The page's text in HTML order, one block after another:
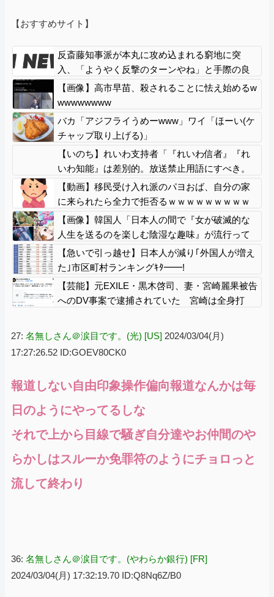
【おすすめサイト】
反斎藤知事派が本丸に攻め込まれる窮地に突
入、「ようやく反撃のターンやね」と手際の良
さに感心する人が続出中
【画像】高市早苗、殺されることに怯え始めるw
wwwwwwww
バカ「アジフライうめーwww」ワイ「ほーい(ケ
チャップ取り上げる)」
【いのち】れいわ支持者「『れいわ信者』『れ
いわ知能』は差別的。放送禁止用語にすべき。
オールドメディアは配慮を」→かわりにピッタ
リの名称が爆誕してしまうw
【動画】移民受け入れ派のパヨおば、自分の家
に来られたら全力で拒否るｗｗｗｗｗｗｗｗｗ
ｗｗｗ
【画像】韓国人「日本人の間で『女が破滅的な
人生を送るのを楽しむ陰湿な趣味』が流行って
いる」119万バズ【HotTweets】
【急いで引っ越せ】日本人が減り｢外国人が増え
た｣市区町村ランキングｷﾀ━━!
【芸能】元EXILE・黒木啓司、妻・宮崎麗果被告
へのDV事案で逮捕されていた 宮崎は全身打
27: 名無しさん＠涙目です。(光) [US] 2024/03/04(月)
17:27:26.52 ID:GOEV80CK0
報道しない自由印象操作偏向報道なんかは毎
日のようにやってるしな
それで上から目線で騒ぎ自分達やお仲間のや
らかしはスルーか免罪符のようにチョロっと
流して終わり
36: 名無しさん＠涙目です。(やわらか銀行) [FR]
2024/03/04(月) 17:32:19.70 ID:Q8Nq6Z/B0